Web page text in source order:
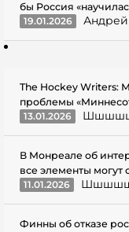
бы Россия
19.01.2026
The Hockey Writers:
проблемы
13.01.2026
В Монреале об
все элементы могут
11.01.2026
Финны об отказе